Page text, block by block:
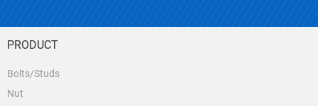
PRODUCT
Bolts/Studs
Nut